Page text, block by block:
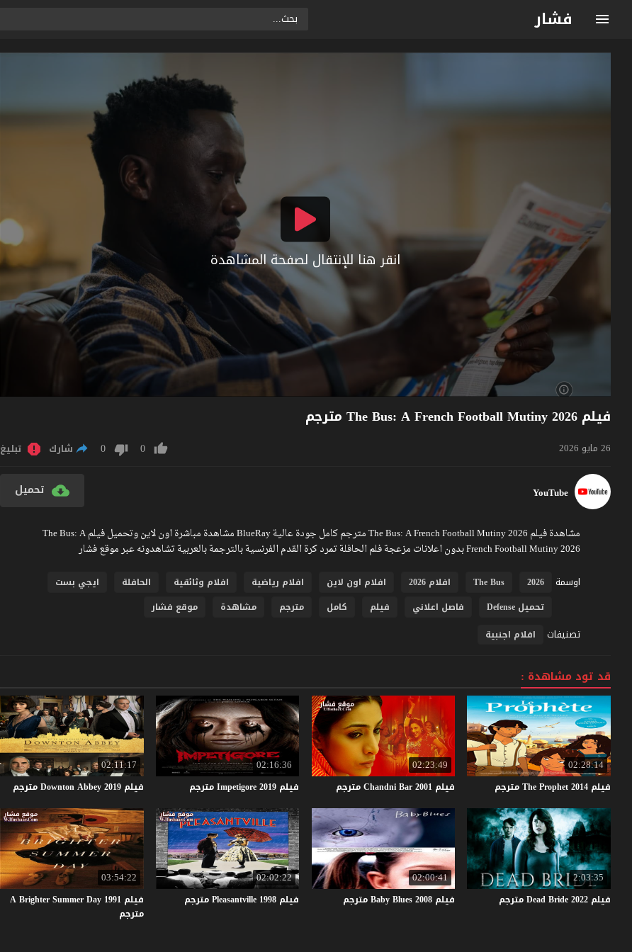
فشار
انقر هنا للإنتقال لصفحة المشاهدة
فيلم The Bus: A French Football Mutiny 2026 مترجم
26 مايو 2026 0
0 شارك تبليغ
YouTube تحميل
مشاهدة فيلم The Bus: A French Football Mutiny 2026 مترجم كامل جودة عالية BlueRay مشاهدة مباشرة اون لاين وتحميل فيلم The Bus: A
French Football Mutiny 2026 بدون اعلانات مزعجة فلم الحافلة تمرد كرة القدم الفرنسية بالترجمة بالعربية تشاهدونه عبر موقع فشار
اوسمة
2026
The Bus افلام 2026 افلام اون لاين افلام رياضية افلام وثائقية الحافلة
ايجي بست
تحميل Defense
فاصل اعلاني فيلم كامل مترجم مشاهدة موقع فشار
تصنيفات افلام اجنبية
قد تود مشاهدة :
02:28:14
فيلم TheProphet2014 مترجم
02:23:49
فيلم ChandniBar2001 مترجم
02:16:36
فيلم Impetigore 2019 مترجم
02:11:17
فيلم DowntonAbbey2019 مترجم
2:03:35
فيلم DeadBride2022 مترجم
02:00:41
فيلم BabyBlues2008 مترجم
02:02:22
فيلم Pleasantville 1998 مترجم
03:54:22
فيلم A Brighter Summer Day 1991
مترجم